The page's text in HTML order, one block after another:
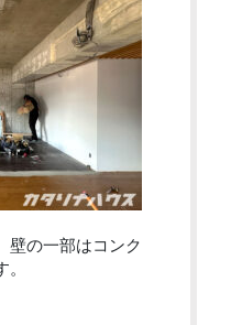
壁の一部はコンク